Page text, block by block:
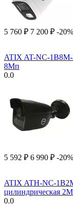
5 760 ₽ 7 200 ₽ -20%
ATIX AT-NC-1B8M-
8Мп
0.0
5 592 ₽ 6 990 ₽ -20%
ATIX ATH-NC-
цилиндрическая
0.0